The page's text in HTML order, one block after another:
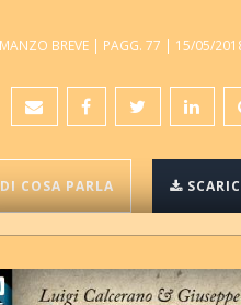
BREVE | PAGG. 77 | 15/05/
DI COSA PARLA